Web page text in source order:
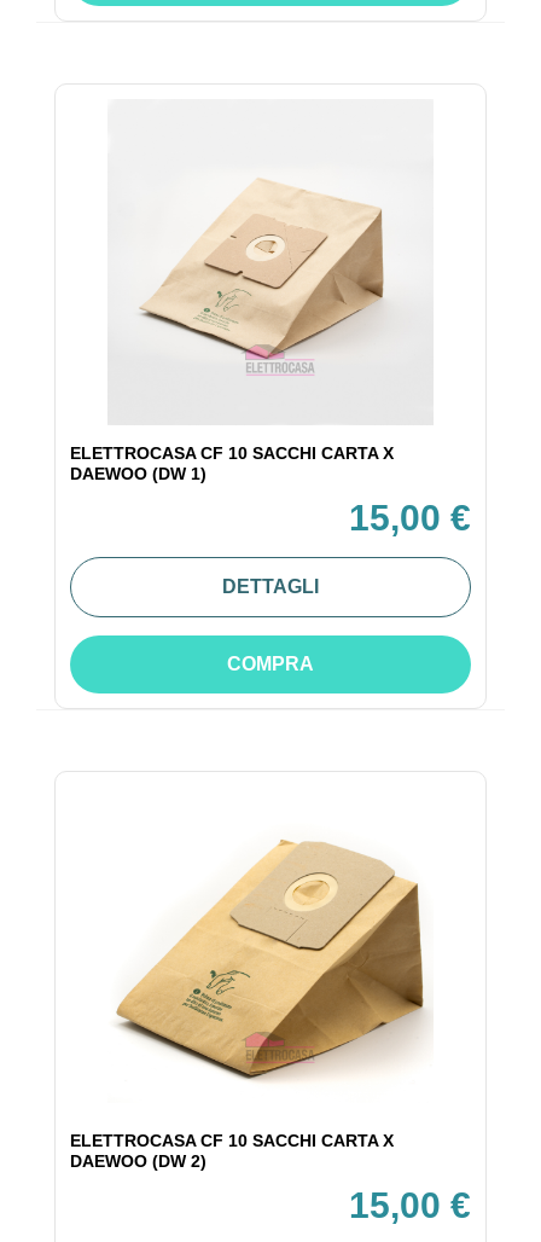
ELETTROCASA CF 10 SACCHI CARTA X
DAEWOO (DW 1)
15,00 €
DETTAGLI
COMPRA
ELETTROCASA CF 10 SACCHI CARTA X
DAEWOO (DW 2)
15,00 €